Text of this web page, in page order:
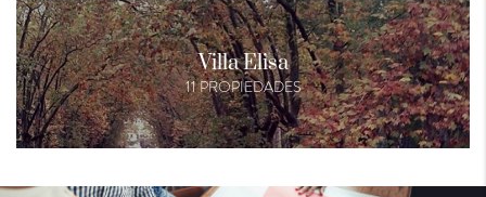
Villa Elisa
11 PROPIEDADES